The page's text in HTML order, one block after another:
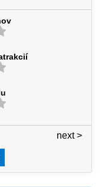
next >